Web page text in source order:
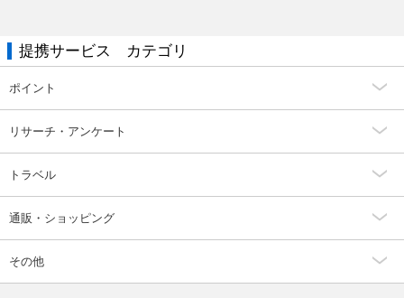
提携サービス カテゴリ
ポイント
リサーチ・アンケート
トラベル
通販・ショッピング
その他